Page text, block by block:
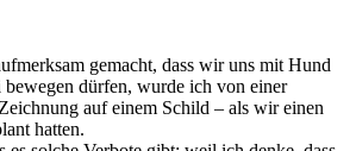
gemacht, dass wir uns mit Hund
dürfen, wurde ich von einer
auf einem Schild – als wir einen
hatten.